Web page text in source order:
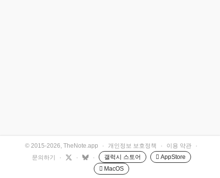
© 2015-2026, TheNote.app · 개인정보 보호정책 · 이용 약관
·
문의하기
· · · 갤럭시 스토어
 AppStore
 MacOS